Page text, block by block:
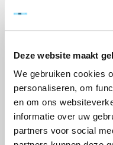
Deze website maakt
We gebruiken cookies
personaliseren, om
en om ons
informatie over uw
partners voor social
Artikelnummer:
Merk: